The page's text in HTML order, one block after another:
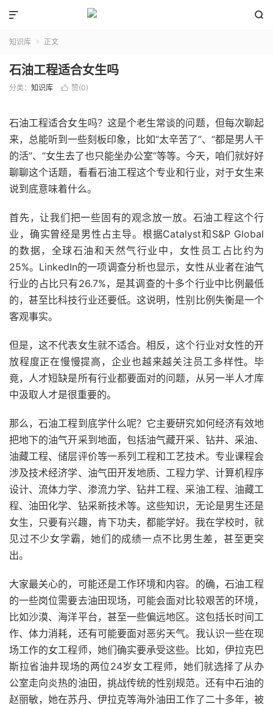


知识库  正文
石油工程适合女生吗
分类： 知识库  赞(0)
石油工程适合女生吗？这是个老生常谈的问题，但每次聊起
来，总能听到一些刻板印象，比如“太辛苦了”、“都是男人干
的活”、“女生去了也只能坐办公室”等等。今天，咱们就好好
聊聊这个话题，看看石油工程这个专业和行业，对于女生来
说到底意味着什么。
首先，让我们把一些固有的观念放一放。石油工程这个行
业，确实曾经是男性占主导。根据Catalyst和S&P Global
的数据，全球石油和天然气行业中，女性员工占比约为
25%。LinkedIn的一项调查分析也显示，女性从业者在油气
行业的占比只有26.7%，是其调查的十多个行业中比例最低
的，甚至比科技行业还要低。这说明，性别比例失衡是一个
客观事实。
但是，这不代表女生就不适合。相反，这个行业对女性的开
放程度正在慢慢提高，企业也越来越关注员工多样性。毕
竟，人才短缺是所有行业都要面对的问题，从另一半人才库
中汲取人才是很重要的。
那么，石油工程到底学什么呢？它主要研究如何经济有效地
把地下的油气开采到地面，包括油气藏开采、钻井、采油、
油藏工程、储层评价等一系列工程和工艺技术。专业课程会
涉及技术经济学、油气田开发地质、工程力学、计算机程序
设计、流体力学、渗流力学、钻井工程、采油工程、油藏工
程、油田化学、钻采新技术等。这些知识，无论是男生还是
女生，只要有兴趣，肯下功夫，都能学好。我在学校时，就
见过不少女学霸，她们的成绩一点不比男生差，甚至更突
出。
大家最关心的，可能还是工作环境和内容。的确，石油工程
的一些岗位需要去油田现场，可能会面对比较艰苦的环境，
比如沙漠、海洋平台，甚至一些偏远地区。这包括长时间工
作、体力消耗，还有可能要面对恶劣天气。我认识一些在现
场工作的女工程师，她们确实要承受这些。比如，伊拉克巴
斯拉省油井现场的两位24岁女工程师，她们就选择了从办
公室走向炎热的油田，挑战传统的性别规范。还有中石油的
赵丽敏，她在苏丹、伊拉克等海外油田工作了二十多年，被